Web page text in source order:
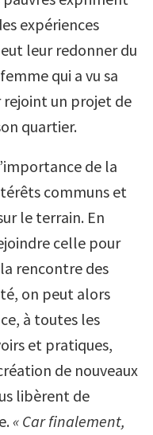
expériences
leur redonner du
qui a vu sa
rejoint un projet de
quartier.
de la
communs et
le terrain. En
celle pour
rencontre des
on peut alors
à toutes les
et pratiques,
de nouveaux
libèrent de
« Car finalement,